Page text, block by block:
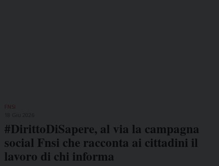
FNSI
#DirittoDiSapere, al via la campagna
social Fnsi che racconta ai cittadini il
lavoro di chi informa